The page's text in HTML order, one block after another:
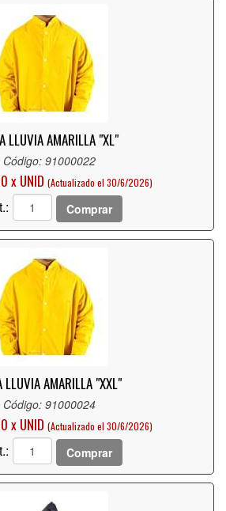
LLUVIA AMARILLA "XL"
Código: 91000022
x UNID (Actualizado el 30/6/2026)
Comprar
LLUVIA AMARILLA "XXL"
Código: 91000024
x UNID (Actualizado el 30/6/2026)
Comprar